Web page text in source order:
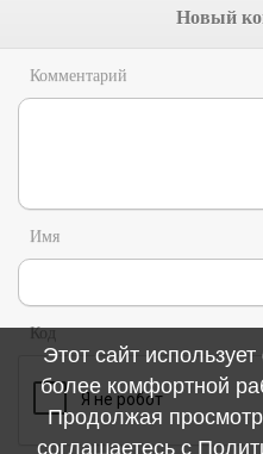
Новый
Комментарий
Имя
Код
Этот сайт
более комфортной
Продолжая
соглашаетесь с